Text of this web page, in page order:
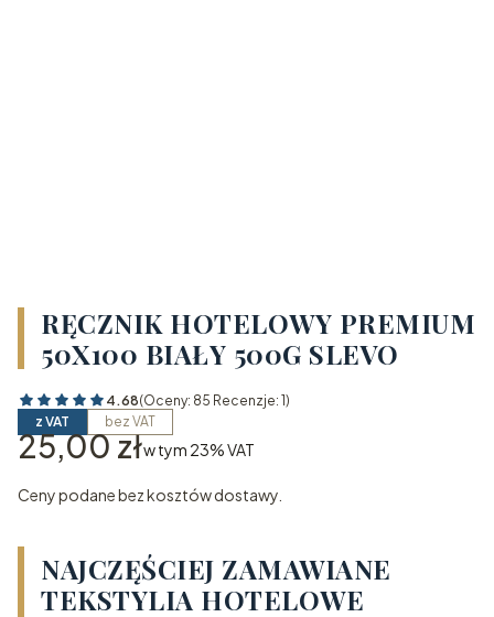
RĘCZNIK HOTELOWY PREMIUM
50X100 BIAŁY 500G SLEVO
4.68(Oceny: 85 Recenzje: 1)
z VAT
bez VAT
Cena
25,00 złw tym 23% VAT
w tym 23%VAT
Ceny podane bez kosztów dostawy.
NAJCZĘŚCIEJ ZAMAWIANE
TEKSTYLIA HOTELOWE